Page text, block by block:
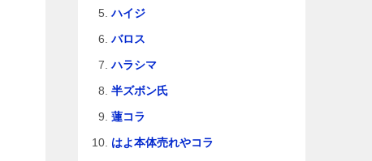
ハイジ
バロス
ハラシマ
半ズボン氏
蓮コラ
はよ本体売れやコラ